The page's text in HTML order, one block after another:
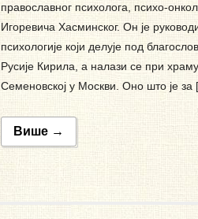
православног психолога, психо-
Игоревича Хасминског. Он је
психологије који делује под
Русије Кирила, а налази се при
Семеновској у Москви. Оно што је
Више →